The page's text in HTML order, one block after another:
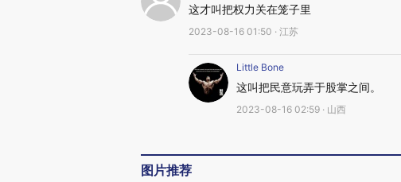
这才叫把权力关在笼子里
2023-08-16 01:50 · 江苏
Little Bone
这叫把民意玩弄于股掌之间。
2023-08-16 02:59 · 山西
图片推荐